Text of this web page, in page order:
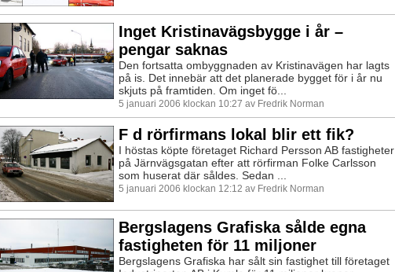
Inget Kristinavägsbygge i år –
pengar saknas
Den fortsatta ombyggnaden av Kristinavägen har lagts
på is. Det innebär att det planerade bygget för i år nu
skjuts på framtiden. Om inget fö...
5 januari 2006 klockan 10:27 av Fredrik Norman
F d rörfirmans lokal blir ett fik?
I höstas köpte företaget Richard Persson AB fastigheter
på Järnvägsgatan efter att rörfirman Folke Carlsson
som huserat där såldes. Sedan ...
5 januari 2006 klockan 12:12 av Fredrik Norman
Bergslagens Grafiska sålde egna
fastigheten för 11 miljoner
Bergslagens Grafiska har sålt sin fastighet till företaget